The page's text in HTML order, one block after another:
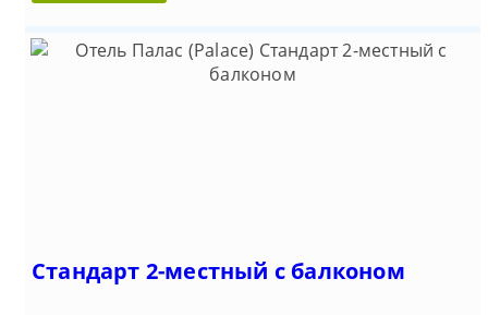
Стандарт 2-местный с балконом